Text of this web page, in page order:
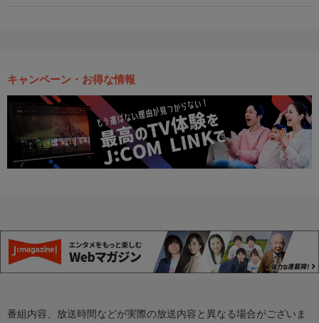
キャンペーン・お得な情報
番組内容、放送時間などが実際の放送内容と異なる場合がございま